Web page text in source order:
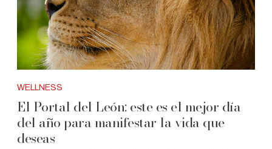
WELLNESS
El Portal del León: este es el mejor día
del año para manifestar la vida que
deseas